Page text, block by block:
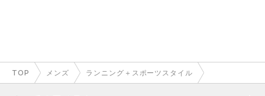
TOP メンズ ランニング＋スポーツスタイル